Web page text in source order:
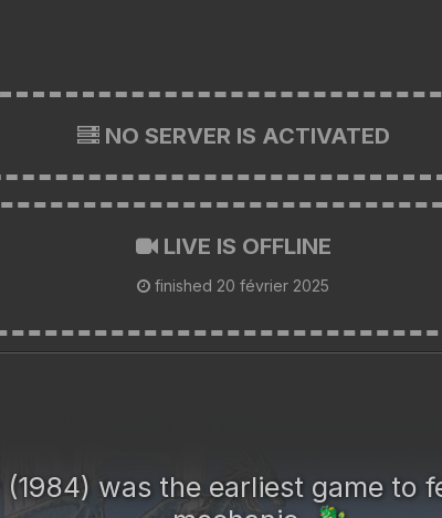
NO SERVER IS ACTIVATED
LIVE IS OFFLINE
finished 20 février 2025
(1984) was the earliest game to